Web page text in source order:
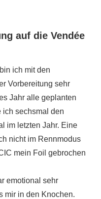
auf die Vendée
ich mit den
Vorbereitung sehr
Jahr alle geplanten
ich sechsmal den
im letzten Jahr. Eine
nicht im Rennmodus
mein Foil gebrochen
emotional sehr
mir in den Knochen.